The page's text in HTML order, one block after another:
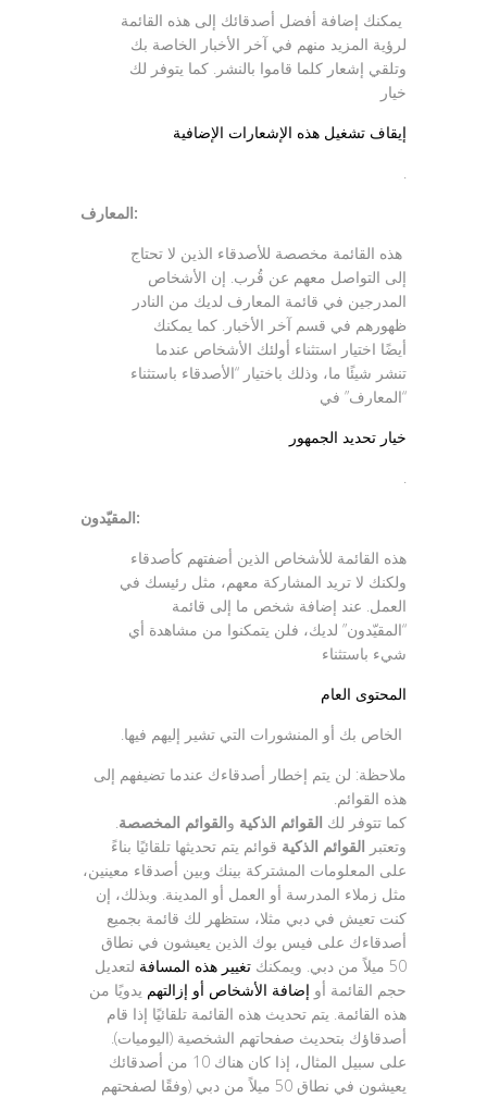
يمكنك إضافة أفضل أصدقائك إلى هذه القائمة
لرؤية المزيد منهم في آخر الأخبار الخاصة بك
وتلقي إشعار كلما قاموا بالنشر. كما يتوفر لك
خيار
إيقاف تشغيل هذه الإشعارات الإضافية
.
المعارف:
هذه القائمة مخصصة للأصدقاء الذين لا تحتاج
إلى التواصل معهم عن قُرب. إن الأشخاص
المدرجين في قائمة المعارف لديك من النادر
ظهورهم في قسم آخر الأخبار. كما يمكنك
أيضًا اختيار استثناء أولئك الأشخاص عندما
تنشر شيئًا ما، وذلك باختيار “الأصدقاء باستثناء
“المعارف” في
خيار تحديد الجمهور
.
المقيّدون:
هذه القائمة للأشخاص الذين أضفتهم كأصدقاء
ولكنك لا تريد المشاركة معهم، مثل رئيسك في
العمل. عند إضافة شخص ما إلى قائمة
“المقيّدون” لديك، فلن يتمكنوا من مشاهدة أي
شيء باستثناء
المحتوى العام
الخاص بك أو المنشورات التي تشير إليهم فيها.
ملاحظة: لن يتم إخطار أصدقاءك عندما تضيفهم إلى
هذه القوائم.
كما تتوفر لك القوائم الذكية والقوائم المخصصة.
وتعتبر القوائم الذكية قوائم يتم تحديثها تلقائيًا بناءً
على المعلومات المشتركة بينك وبين أصدقاء معينين،
مثل زملاء المدرسة أو العمل أو المدينة. وبذلك، إن
كنت تعيش في دبي مثلا، ستظهر لك قائمة بجميع
أصدقاءك على فيس بوك الذين يعيشون في نطاق
50 ميلاً من دبي. ويمكنك
تغيير هذه المسافة لتعديل
حجم القائمة أو إضافة الأشخاص أو إزالتهم يدويًا من
هذه القائمة. يتم تحديث هذه القائمة تلقائيًا إذا قام
أصدقاؤك بتحديث صفحاتهم الشخصية (اليوميات).
على سبيل المثال، إذا كان هناك 10 من أصدقائك
يعيشون في نطاق 50 ميلاً من دبي (وفقًا لصفحتهم